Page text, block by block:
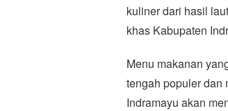
kuliner dari hasil
khas Kabupaten
Menu makanan
tengah populer dan
Indramayu akan